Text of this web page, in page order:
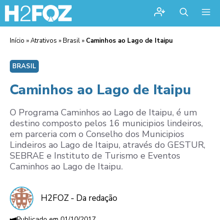
Início »Atrativos »Brasil » Caminhos ao Lago de Itaipu
BRASIL
Caminhos ao Lago de Itaipu
O Programa Caminhos ao Lago de Itaipu, é um
destino composto pelos 16 municipios lindeiros,
em parceria com o Conselho dos Municipios
Lindeiros ao Lago de Itaipu, através do GESTUR,
SEBRAE e Instituto de Turismo e Eventos
Caminhos ao Lago de Itaipu.
H2FOZ - Da redação